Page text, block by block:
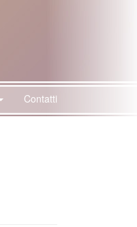
Contatti